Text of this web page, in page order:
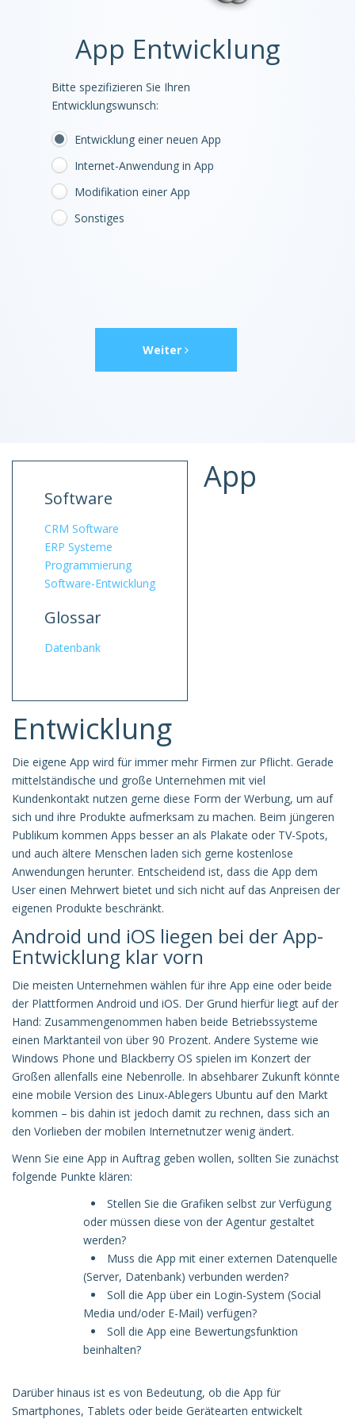
App Entwicklung
Bitte spezifizieren Sie Ihren
Entwicklungswunsch:
Entwicklung einer neuen App
Internet-Anwendung in App
Modifikation einer App
Sonstiges
Weiter
Software
CRM Software
ERP Systeme
Programmierung
Software-Entwicklung
Glossar
Datenbank
App
Entwicklung
Die eigene App wird für immer mehr Firmen zur Pflicht. Gerade
mittelständische und große Unternehmen mit viel
Kundenkontakt nutzen gerne diese Form der Werbung, um auf
sich und ihre Produkte aufmerksam zu machen. Beim jüngeren
Publikum kommen Apps besser an als Plakate oder TV-Spots,
und auch ältere Menschen laden sich gerne kostenlose
Anwendungen herunter. Entscheidend ist, dass die App dem
User einen Mehrwert bietet und sich nicht auf das Anpreisen der
eigenen Produkte beschränkt.
Android und iOS liegen bei der App-
Entwicklung klar vorn
Die meisten Unternehmen wählen für ihre App eine oder beide
der Plattformen Android und iOS. Der Grund hierfür liegt auf der
Hand: Zusammengenommen haben beide Betriebssysteme
einen Marktanteil von über 90 Prozent. Andere Systeme wie
Windows Phone und Blackberry OS spielen im Konzert der
Großen allenfalls eine Nebenrolle. In absehbarer Zukunft könnte
eine mobile Version des Linux-Ablegers Ubuntu auf den Markt
kommen – bis dahin ist jedoch damit zu rechnen, dass sich an
den Vorlieben der mobilen Internetnutzer wenig ändert.
Wenn Sie eine App in Auftrag geben wollen, sollten Sie zunächst
folgende Punkte klären:
Stellen Sie die Grafiken selbst zur Verfügung
oder müssen diese von der Agentur gestaltet
werden?
Muss die App mit einer externen Datenquelle
(Server, Datenbank) verbunden werden?
Soll die App über ein Login-System (Social
Media und/oder E-Mail) verfügen?
Soll die App eine Bewertungsfunktion
beinhalten?
Darüber hinaus ist es von Bedeutung, ob die App für
Smartphones, Tablets oder beide Gerätearten entwickelt